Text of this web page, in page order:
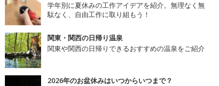
学年別に夏休みの工作アイデアを紹介。無理なく無
駄なく、自由工作に取り組もう！
関東・関西の日帰り温泉
関東や関西の日帰りできるおすすめの温泉をご紹介
2026年のお盆休みはいつからいつまで？